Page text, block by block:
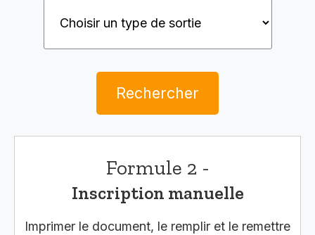
Rechercher
Formule 2 -
Inscription manuelle
Imprimer le document, le remplir et le remettre